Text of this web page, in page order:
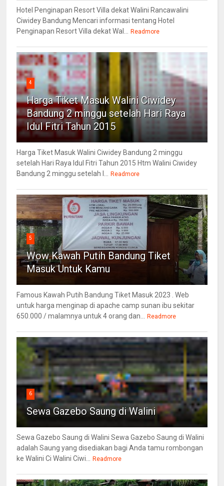
Hotel Penginapan Resort Villa dekat Walini Rancawalini
Ciwidey Bandung Mencari informasi tentang Hotel
Penginapan Resort Villa dekat Wal...
Readmore
4
Harga Tiket Masuk Walini Ciwidey
Bandung 2 minggu setelah Hari Raya
Idul Fitri Tahun 2015
Harga Tiket Masuk Walini Ciwidey Bandung 2 minggu
setelah Hari Raya Idul Fitri Tahun 2015 Htm Walini Ciwidey
Bandung 2 minggu setelah l...
Readmore
5
Wow Kawah Putih Bandung Tiket
Masuk Untuk Kamu
Famous Kawah Putih Bandung Tiket Masuk 2023 . Web
untuk harga menginap di apache camp sunan ibu sekitar
650.000 / malamnya untuk 4 orang dan...
Readmore
6
Sewa Gazebo Saung di Walini
Sewa Gazebo Saung di Walini Sewa Gazebo Saung di Walini
adalah Saung yang disediakan bagi Anda tamu rombongan
ke Walini Ci Walini Ciwi...
Readmore